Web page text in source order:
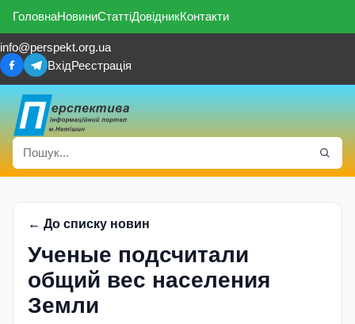
ГоловнаНовиниСтаттіДовідникКонтакти
info@perspekt.org.ua
ВхідРеєстрація
← До списку новин
Ученые подсчитали
общий вес населения
Земли